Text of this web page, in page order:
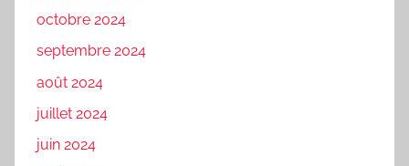
octobre 2024
septembre 2024
août 2024
juillet 2024
juin 2024